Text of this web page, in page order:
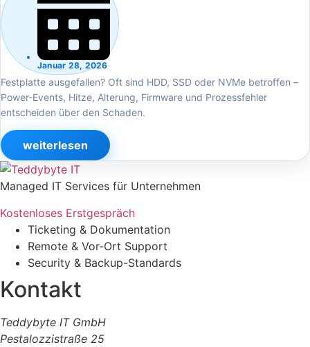
Januar 28, 2026
Festplatte ausgefallen? Oft sind HDD, SSD oder NVMe betroffen –
Power-Events, Hitze, Alterung, Firmware und Prozessfehler
entscheiden über den Schaden.
weiterlesen
Managed IT Services für Unternehmen
Kostenloses Erstgespräch
Ticketing & Dokumentation
Remote & Vor-Ort Support
Security & Backup-Standards
Kontakt
Teddybyte IT GmbH
Pestalozzistraße 25